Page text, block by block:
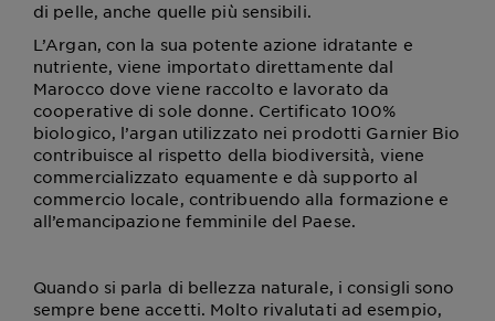
di pelle, anche quelle più sensibili.
L’Argan, con la sua potente azione idratante e
nutriente, viene importato direttamente dal
Marocco dove viene raccolto e lavorato da
cooperative di sole donne. Certificato 100%
biologico, l’argan utilizzato nei prodotti Garnier Bio
contribuisce al rispetto della biodiversità, viene
commercializzato equamente e dà supporto al
commercio locale, contribuendo alla formazione e
all’emancipazione femminile del Paese.
Quando si parla di bellezza naturale, i consigli sono
sempre bene accetti. Molto rivalutati ad esempio,